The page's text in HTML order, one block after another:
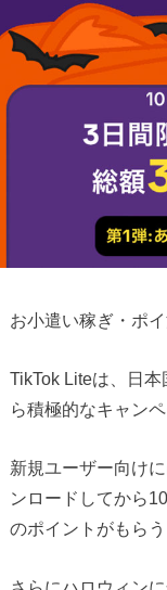
お小遣い稼ぎ・ポ
TikTok Liteは、日
ら積極的なキャン
新規ユーザー向け
ンロードしてから
のポイントがもらう